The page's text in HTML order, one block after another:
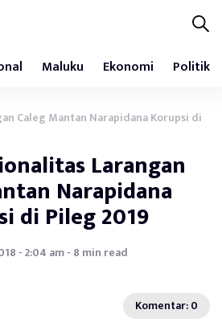
Maluku Ekonomi Politik
Caleg Mantan Narapidana Korupsi di
Larangan
Narapidana
di Pileg 2019
- 2:04 am - 8 min read
Komentar: 0